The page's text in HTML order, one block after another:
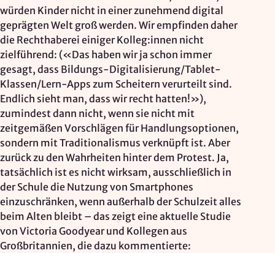
würden Kinder nicht in einer zunehmend digital
geprägten Welt groß werden. Wir empfinden daher
die Rechthaberei einiger Kolleg:innen nicht
zielführend: («Das haben wir ja schon immer
gesagt, dass Bildungs-Digitalisierung/Tablet-
Klassen/Lern-Apps zum Scheitern verurteilt sind.
Endlich sieht man, dass wir recht hatten!»),
zumindest dann nicht, wenn sie nicht mit
zeitgemäßen Vorschlägen für Handlungsoptionen,
sondern mit Traditionalismus verknüpft ist. Aber
zurück zu den Wahrheiten hinter dem Protest. Ja,
tatsächlich ist es nicht wirksam, ausschließlich in
der Schule die Nutzung von Smartphones
einzuschränken, wenn außerhalb der Schulzeit alles
beim Alten bleibt – das zeigt eine aktuelle Studie
von Victoria Goodyear und Kollegen aus
Großbritannien, die dazu kommentierte: